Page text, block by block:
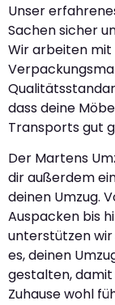
Unser
Sachen sicher
Wir arbeiten
dass deine
Transports gut
Der Martens
dir außerdem
deinen Umzug.
Auspacken bis
unterstützen wir
es, deinen
gestalten, damit
Zuhause wohl